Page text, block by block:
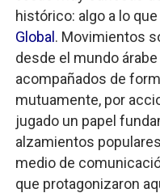
Transformers: ¿Una
Gentile: Lo que
Definiendo: ¿Qué es
Panorama del nuevo
Llévenmelo
histórico: algo a lo
Global . Movimientos
desde el mundo
acompañados de
mutuamente, por
jugado un papel
alzamientos
medio de
que protagonizaron